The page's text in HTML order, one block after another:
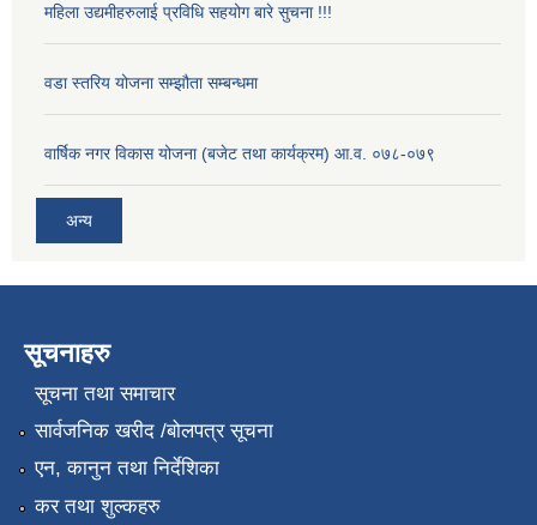
महिला उद्यमीहरुलाई प्रविधि सहयोग बारे सुचना !!!
वडा स्तरिय योजना सम्झौता सम्बन्धमा
वार्षिक नगर विकास योजना (बजेट तथा कार्यक्रम) आ.व. ०७८-०७९
अन्य
सूचनाहरु
सूचना तथा समाचार
सार्वजनिक खरीद /बोलपत्र सूचना
एन, कानुन तथा निर्देशिका
कर तथा शुल्कहरु